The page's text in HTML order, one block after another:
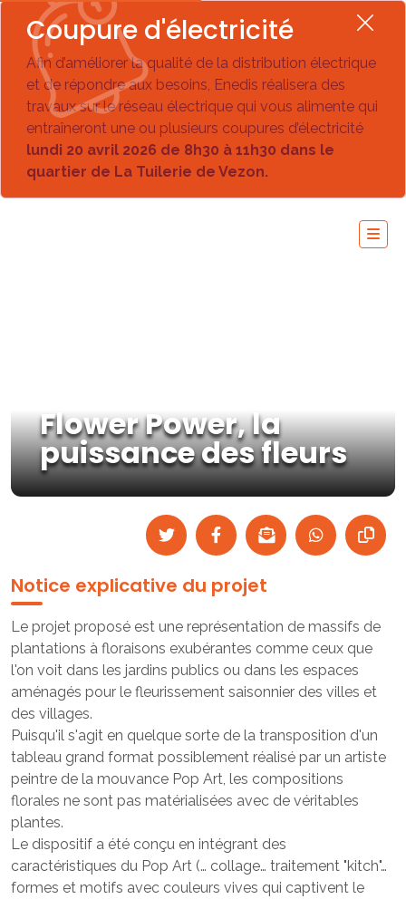
Coupure d'électricité
Afin d’améliorer la qualité de la distribution électrique
et de répondre aux besoins, Enedis réalisera des
travaux sur le réseau électrique qui vous alimente qui
entraîneront une ou plusieurs coupures d’électricité
lundi 20 avril 2026 de 8h30 à 11h30 dans le
quartier de La Tuilerie de Vezon.
Flower Power, la
puissance des fleurs
Notice explicative du projet
Le projet proposé est une représentation de massifs de
plantations à floraisons exubérantes comme ceux que
l'on voit dans les jardins publics ou dans les espaces
aménagés pour le fleurissement saisonnier des villes et
des villages.
Puisqu'il s'agit en quelque sorte de la transposition d'un
tableau grand format possiblement réalisé par un artiste
peintre de la mouvance Pop Art, les compositions
florales ne sont pas matérialisées avec de véritables
plantes.
Le dispositif a été conçu en intégrant des
caractéristiques du Pop Art (… collage… traitement "kitch"…
formes et motifs avec couleurs vives qui captivent le